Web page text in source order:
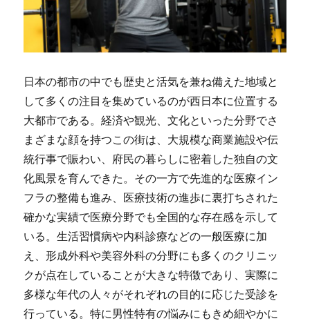
日本の都市の中でも歴史と活気を兼ね備えた地域と
して多くの注目を集めているのが西日本に位置する
大都市である。経済や観光、文化といった分野でさ
まざまな顔を持つこの街は、大規模な商業施設や伝
統行事で賑わい、府民の暮らしに密着した独自の文
化風景を育んできた。その一方で先進的な医療イン
フラの整備も進み、医療技術の進歩に裏打ちされた
確かな実績で医療分野でも全国的な存在感を示して
いる。生活習慣病や内科診療などの一般医療に加
え、形成外科や美容外科の分野にも多くのクリニッ
クが点在していることが大きな特徴であり、実際に
多様な年代の人々がそれぞれの目的に応じた受診を
行っている。特に男性特有の悩みにもきめ細やかに